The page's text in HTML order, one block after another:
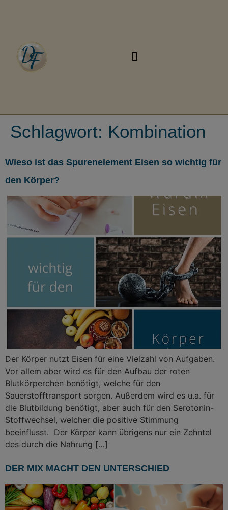
Schlagwort: Kombination
Wieso ist das Spurenelement Eisen so wichtig für
den Körper?
Der Körper nutzt Eisen für eine Vielzahl von Aufgaben.
Vor allem aber wird es für den Aufbau der roten
Blutkörperchen benötigt, welche für den
Sauerstofftransport sorgen. Außerdem wird es u.a. für
die Blutbildung benötigt, aber auch für den Serotonin-
Stoffwechsel, welcher die positive Stimmung
beeinflusst. Der Körper kann übrigens nur ein Zehntel
des durch die Nahrung […]
DER MIX MACHT DEN UNTERSCHIED